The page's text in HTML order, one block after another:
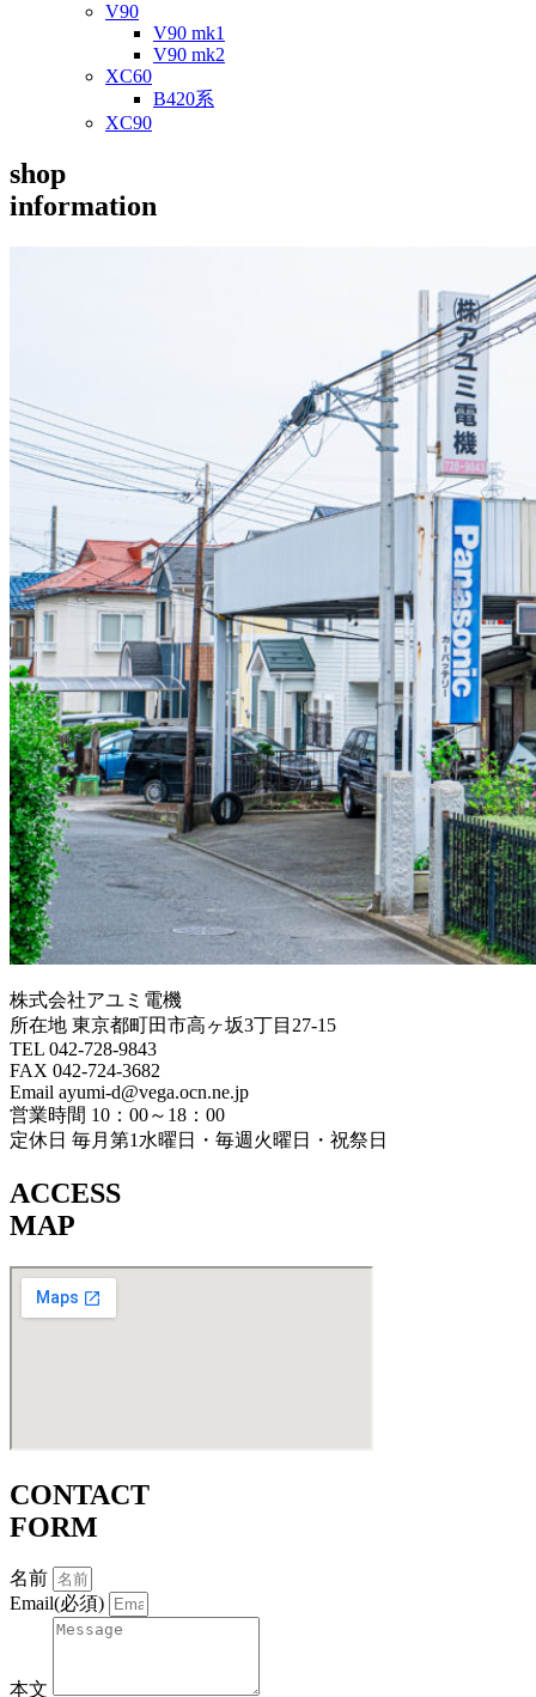
V90
V90 mk1
V90 mk2
XC60
B420系
XC90
shop
information
株式会社アユミ電機
所在地 東京都町田市高ヶ坂3丁目27‐15
TEL 042-728-9843
FAX 042-724-3682
Email ayumi-d@vega.ocn.ne.jp
営業時間 10：00～18：00
定休日 毎月第1水曜日・毎週火曜日・祝祭日
ACCESS
MAP
CONTACT
FORM
名前
Email(必須)
本文